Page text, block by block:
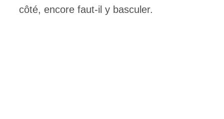
côté, encore faut-il y basculer.